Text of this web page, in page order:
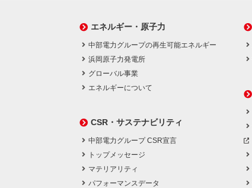
エネルギー・原子力
中部電力グループの再生可能エネルギー
浜岡原子力発電所
グローバル事業
エネルギーについて
CSR・サステナビリティ
中部電力グループ CSR宣言
トップメッセージ
マテリアリティ
パフォーマンスデータ